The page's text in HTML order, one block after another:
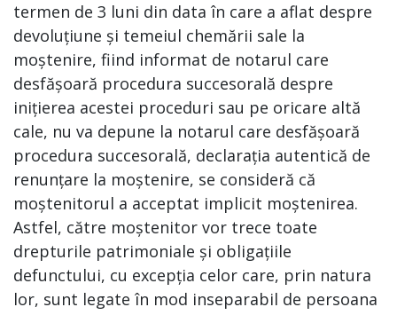
termen de 3 luni din data în care a aflat despre
devoluțiune și temeiul chemării sale la
moștenire, fiind informat de notarul care
desfășoară procedura succesorală despre
inițierea acestei proceduri sau pe oricare altă
cale, nu va depune la notarul care desfășoară
procedura succesorală, declarația autentică de
renunțare la moștenire, se consideră că
moștenitorul a acceptat implicit moștenirea.
Astfel, către moștenitor vor trece toate
drepturile patrimoniale și obligațiile
defunctului, cu excepția celor care, prin natura
lor, sunt legate în mod inseparabil de persoana